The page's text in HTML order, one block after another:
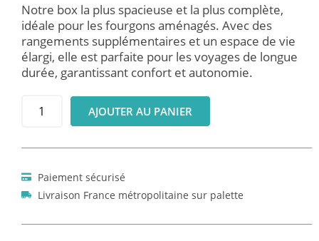
Notre box la plus spacieuse et la plus complète,
idéale pour les fourgons aménagés. Avec des
rangements supplémentaires et un espace de vie
élargi, elle est parfaite pour les voyages de longue
durée, garantissant confort et autonomie.
AJOUTER AU PANIER
Paiement sécurisé
Livraison France métropolitaine sur palette